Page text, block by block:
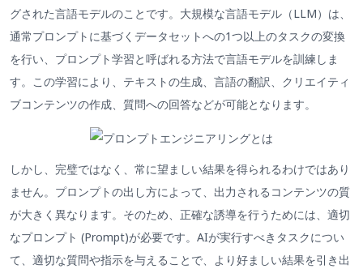
グされた言語モデルのことです。大規模な言語モデル（LLM）は、
通常プロンプトに基づくデータセットへの1つ以上のタスクの変換
を行い、プロンプト学習と呼ばれる方法で言語モデルを訓練しま
す。この学習により、テキストの生成、言語の翻訳、クリエイティ
ブコンテンツの作成、質問への回答などが可能となります。
しかし、完璧ではなく、常に望ましい結果を得られるわけではあり
ません。プロンプトの出し方によって、出力されるコンテンツの質
が大きく異なります。そのため、正確な誘導を行うためには、適切
なプロンプト (Prompt)が必要です。AIが実行すべきタスクについ
て、適切な質問や指示を与えることで、より好ましい結果を引き出